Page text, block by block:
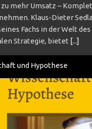
zu mehr Umsatz –
Klaus-Dieter
Fachs in der Welt
Strategie, bietet [...]
und Hypothese